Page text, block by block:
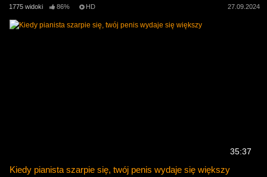
1775 widoki 86% HD 27.09.2024
35:37
Kiedy pianista szarpie się, twój penis wydaje się większy